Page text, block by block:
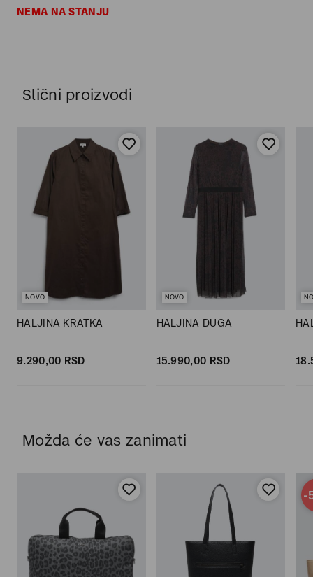
NEMA NA STANJU
Slični proizvodi
NOVO
HALJINA KRATKA
9.290,00 RSD
NOVO
HALJINA DUGA
15.990,00 RSD
Možda će vas zanimati
-